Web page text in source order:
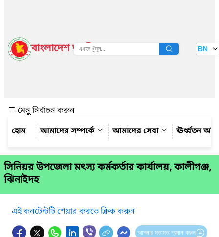
বাংলাদেশ জাতীয় তথ্য বাতায়ন BN
মেনু নির্বাচন করুন
আমাদের সম্পর্কে
আমাদের সেবা ঊর্ধ্বতন
সিনিয়র উপজেলা মৎস্য কর্মকর্তার কার্যালয়, কালীগঞ্জ,
ঝিনাইদহ
এই কনটেন্টটি শেয়ার করতে ক্লিক করুন
আপনার মতামত প্রদান করুন